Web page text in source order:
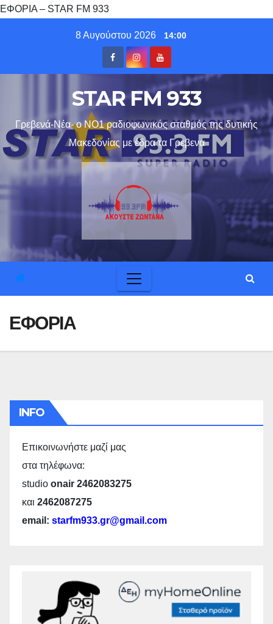
ΕΦΟΡΙΑ – STAR FM 933
8 Αυγούστου 2026 14:00
STAR FM 933
Γρεβενά-Νέα- ο ΝΟ1 ραδιοφωνικός σταθμός της δυτικής
Μακεδονίας με έδρα τα Γρεβενα
ΕΦΟΡΙΑ
INFO
Επικοινωνήστε μαζί μας
στα τηλέφωνα:
studio onair 2462083275
και 2462087275
email: starfm933.gr@gmail.com